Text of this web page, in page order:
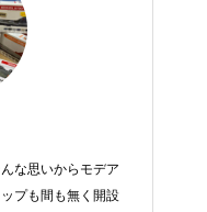
な思いからモデア
プも間も無く開設